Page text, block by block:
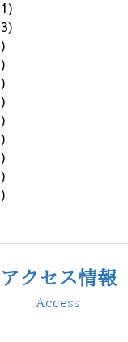
アクセス情報
Access